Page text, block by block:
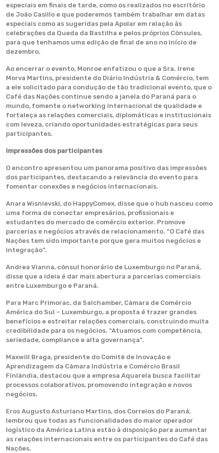
especiais em finais de tarde, como os realizados no escritório
de João Casillo e que poderemos também trabalhar em datas
especiais como as sugeridas pela Apolar em relação às
celebrações da Queda da Bastilha e pelos próprios Cônsules,
para que tenhamos uma edição de final de ano no início de
dezembro.
Ao encerrar o evento, Monroe enfatizou o que a Sra. Irene
Morva Martins, presidente do Diário Indústria & Comércio, tem
a ele solicitado para condução de tão tradicional evento, que o
Café das Nações continue sendo a janela do Paraná para o
mundo, fomente o networking internacional de qualidade e
fortaleça as relações comerciais, diplomáticas e institucionais
com leveza, criando oportunidades estratégicas para seus
participantes.
Impressões dos participantes
O encontro apresentou um panorama positivo das impressões
dos participantes, destacando a relevância do evento para
fomentar conexões e negócios internacionais.
Anara Wisnievski, do HappyComex, disse que o hub nasceu como
uma forma de conectar empresários, profissionais e
estudantes do mercado de comércio exterior. Promove
parcerias e negócios através de relacionamento. “O Café das
Nações tem sido importante porque gera muitos negócios e
integração”.
Andrea Vianna, cônsul honorário de Luxemburgo no Paraná,
disse que a ideia é dar mais abertura a parcerias comerciais
entre Luxemburgo e Paraná.
Para Marc Primorac, da Salchamber, Câmara de Comércio
América do Sul – Luxemburgo, a proposta é trazer grandes
benefícios e estreitar relações comerciais, construindo muita
credibilidade para os negócios. “Atuamos com competência,
seriedade, compliance e alta governança”.
Maxwill Braga, presidente do Comitê de Inovação e
Aprendizagem da Câmara Indústria e Comércio Brasil
Finlândia, destacou que a empresa Aquarela busca facilitar
processos colaborativos, promovendo integração e novos
negócios.
Eros Augusto Asturiano Martins, dos Correios do Paraná,
lembrou que todas as funcionalidades do maior operador
logístico da América Latina estão à disposição para aumentar
as relações internacionais entre os participantes do Café das
Nações.